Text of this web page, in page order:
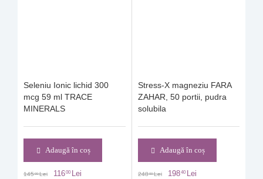
Seleniu Ionic lichid 300
mcg 59 ml TRACE
MINERALS
Adaugă în coș
14500Lei 11600 Lei
Stress-X magneziu FARA
ZAHAR, 50 portii, pudra
solubila
Adaugă în coș
24800Lei 19840 Lei